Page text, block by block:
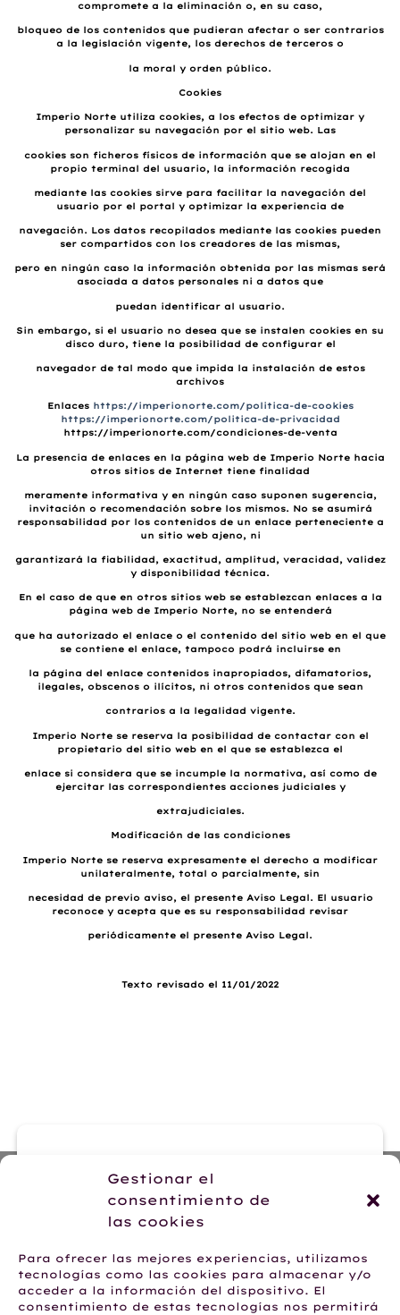
Gestionar el
consentimiento de
las cookies
Para ofrecer las mejores experiencias, utilizamos
tecnologías como las cookies para almacenar y/o
acceder a la información del dispositivo. El
consentimiento de estas tecnologías nos permitirá
compromete a la eliminación o, en su caso,
bloqueo de los contenidos que pudieran afectar o ser contrarios
a la legislación vigente, los derechos de terceros o
la moral y orden público.
Cookies
Imperio Norte utiliza cookies, a los efectos de optimizar y
personalizar su navegación por el sitio web. Las
cookies son ficheros físicos de información que se alojan en el
propio terminal del usuario, la información recogida
mediante las cookies sirve para facilitar la navegación del
usuario por el portal y optimizar la experiencia de
navegación. Los datos recopilados mediante las cookies pueden
ser compartidos con los creadores de las mismas,
pero en ningún caso la información obtenida por las mismas será
asociada a datos personales ni a datos que
puedan identificar al usuario.
Sin embargo, si el usuario no desea que se instalen cookies en su
disco duro, tiene la posibilidad de configurar el
navegador de tal modo que impida la instalación de estos
archivos
Enlaces https://imperionorte.com/politica-de-cookies
https://imperionorte.com/politica-de-privacidad
https://imperionorte.com/condiciones-de-venta
La presencia de enlaces en la página web de Imperio Norte hacia
otros sitios de Internet tiene finalidad
meramente informativa y en ningún caso suponen sugerencia,
invitación o recomendación sobre los mismos. No se asumirá
responsabilidad por los contenidos de un enlace perteneciente a
un sitio web ajeno, ni
garantizará la fiabilidad, exactitud, amplitud, veracidad, validez
y disponibilidad técnica.
En el caso de que en otros sitios web se establezcan enlaces a la
página web de Imperio Norte, no se entenderá
que ha autorizado el enlace o el contenido del sitio web en el que
se contiene el enlace, tampoco podrá incluirse en
la página del enlace contenidos inapropiados, difamatorios,
ilegales, obscenos o ilícitos, ni otros contenidos que sean
contrarios a la legalidad vigente.
Imperio Norte se reserva la posibilidad de contactar con el
propietario del sitio web en el que se establezca el
enlace si considera que se incumple la normativa, así como de
ejercitar las correspondientes acciones judiciales y
extrajudiciales.
Modificación de las condiciones
Imperio Norte se reserva expresamente el derecho a modificar
unilateralmente, total o parcialmente, sin
necesidad de previo aviso, el presente Aviso Legal. El usuario
reconoce y acepta que es su responsabilidad revisar
periódicamente el presente Aviso Legal.
Texto revisado el 11/01/2022
ENVIAR EMAIL
Hablemos por WhatsApp